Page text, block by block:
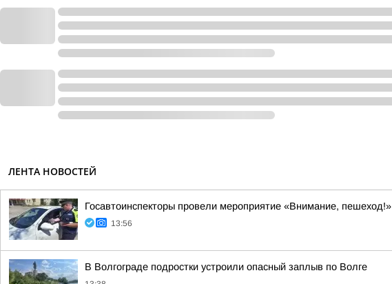
ЛЕНТА НОВОСТЕЙ
Госавтоинспекторы провели мероприятие «Внимание, пешеход!»
13:56
В Волгограде подростки устроили опасный заплыв по Волге